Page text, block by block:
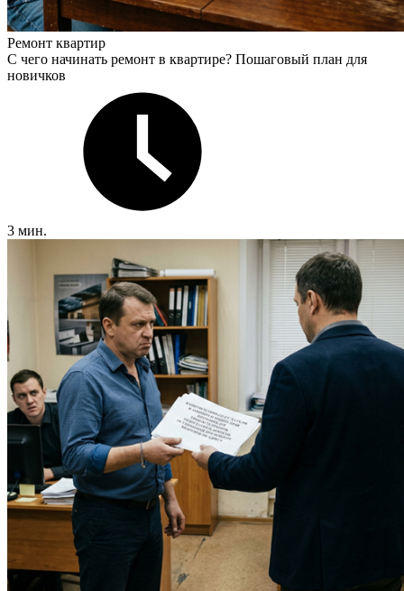
Ремонт квартир
С чего начинать ремонт в квартире? Пошаговый план для
новичков
3 мин.